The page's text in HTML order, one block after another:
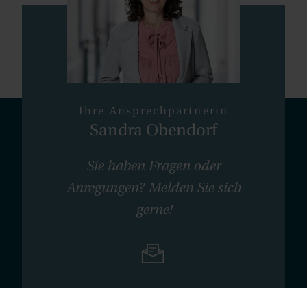
Ihre Ansprechpartnerin
Sandra Obendorf
Sie haben Fragen oder
Anregungen? Melden Sie sich
gerne!